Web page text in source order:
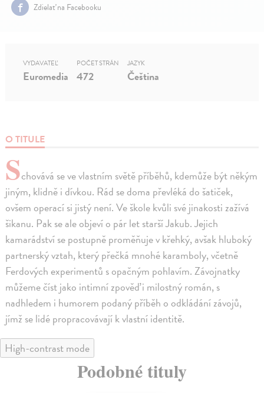
Zdielať na Facebooku
O TITULE
Schovává se ve vlastním světě příběhů, kdemůže být někým
jiným, klidně i dívkou. Rád se doma převléká do šatiček,
ovšem operací si jistý není. Ve škole kvůli své jinakosti zažívá
šikanu. Pak se ale objeví o pár let starší Jakub. Jejich
kamarádství se postupně proměňuje v křehký, avšak hluboký
partnerský vztah, který přečká mnohé karamboly, včetně
Ferdových experimentů s opačným pohlavím. Závojnatky
můžeme číst jako intimní zpověď i milostný román, s
nadhledem i humorem podaný příběh o odkládání závojů,
jímž se lidé propracovávají k vlastní identitě.
VYDAVATEĽ
Euromedia
POČET STRÁN
472
JAZYK
Čeština
High-contrast mode
Podobné tituly